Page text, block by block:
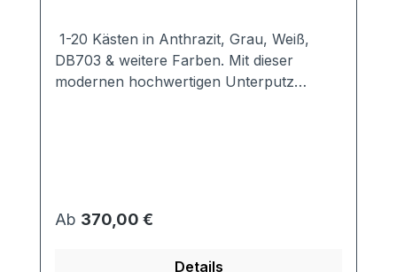
1-20 Kästen in Anthrazit, Grau, Weiß,
DB703 & weitere Farben. Mit dieser
modernen hochwertigen Unterputz
Wind und Wetter.Die Kästen der Unterputz
Briefkastenanlage UP21 sind
Regulärer Preis:
Ab 370,00 €
Details